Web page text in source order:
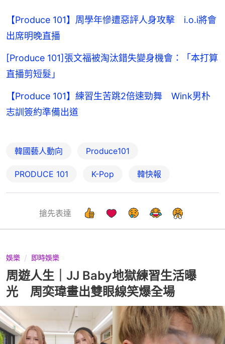
【Produce 101】周學年慘遭惡評人身攻擊 i.o.i將會
出席明晚直播
[Produce 101]張文福被淘汰錯失變身機會：「本打算
直播剪短髮」
【Produce 101】練習生苦跳2倍速勁舞 Wink男朴
志訓簽約準備出道
韓國藝人動向 Produce101
PRODUCE 101 K-Pop 韓快報
搶先表達
娛樂 即時娛樂
周遊人生｜JJ Baby地獄練習生活曝
光 周奕瑋畫出雙眼線笑爆全場